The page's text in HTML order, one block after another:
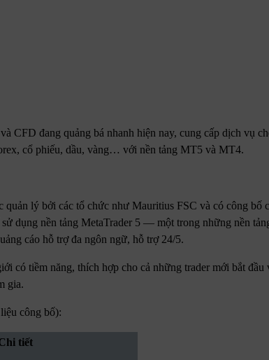
CFD đang quảng bá nhanh hiện nay, cung cấp dịch vụ
cổ phiếu, dầu, vàng… với nền tảng MT5 và MT4.
lý bởi các tổ chức như Mauritius FSC và có công bố
dụng nền tảng MetaTrader 5 — một trong những nền
cáo hỗ trợ đa ngôn ngữ, hỗ trợ 24/5.
có tiềm năng, thích hợp cho cả những trader mới bắt
gia.
công bố):
tiết